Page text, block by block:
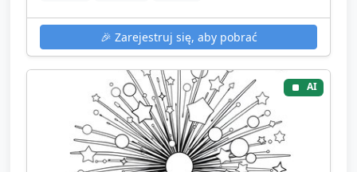
🎉 Zarejestruj się, aby pobrać
AI